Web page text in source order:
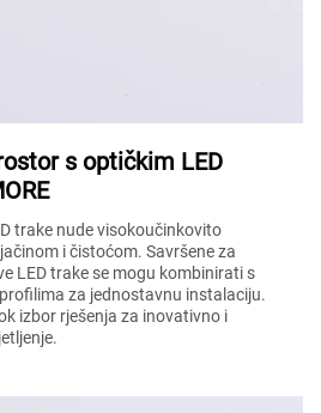
s optičkim LED
trake nude visokoučinkovito
i čistoćom. Savršene za
LED trake se mogu kombinirati s
za jednostavnu instalaciju.
izbor rješenja za inovativno i